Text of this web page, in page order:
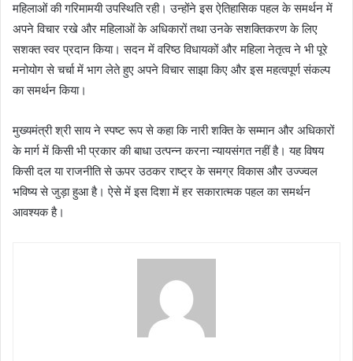
महिलाओं की गरिमामयी उपस्थिति रही। उन्होंने इस ऐतिहासिक पहल के समर्थन में
अपने विचार रखे और महिलाओं के अधिकारों तथा उनके सशक्तिकरण के लिए
सशक्त स्वर प्रदान किया। सदन में वरिष्ठ विधायकों और महिला नेतृत्व ने भी पूरे
मनोयोग से चर्चा में भाग लेते हुए अपने विचार साझा किए और इस महत्वपूर्ण संकल्प
का समर्थन किया।
मुख्यमंत्री श्री साय ने स्पष्ट रूप से कहा कि नारी शक्ति के सम्मान और अधिकारों
के मार्ग में किसी भी प्रकार की बाधा उत्पन्न करना न्यायसंगत नहीं है। यह विषय
किसी दल या राजनीति से ऊपर उठकर राष्ट्र के समग्र विकास और उज्ज्वल
भविष्य से जुड़ा हुआ है। ऐसे में इस दिशा में हर सकारात्मक पहल का समर्थन
आवश्यक है।